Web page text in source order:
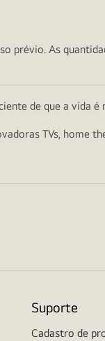
prévio. As
de que a vida
TVs, home
Suporte
Cadastro de